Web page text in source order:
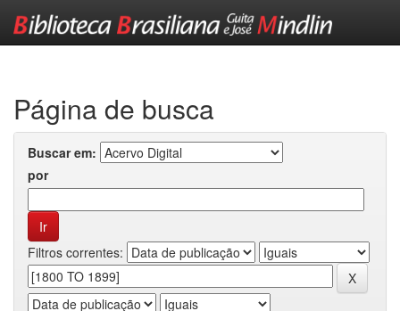
Página de busca
Buscar em:
por
Filtros correntes: